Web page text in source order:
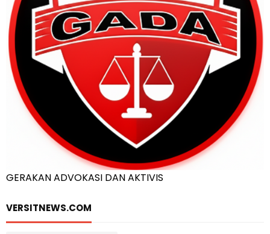
GERAKAN ADVOKASI DAN AKTIVIS
VERSITNEWS.COM